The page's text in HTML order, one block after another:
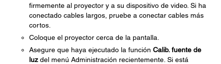
firmemente al proyector y a su dispositivo de video. Si ha
conectado cables largos, pruebe a conectar cables más
cortos.
Coloque el proyector cerca de la pantalla.
Asegure que haya ejecutado la función Calib. fuente de
luz del menú Administración recientemente. Si está